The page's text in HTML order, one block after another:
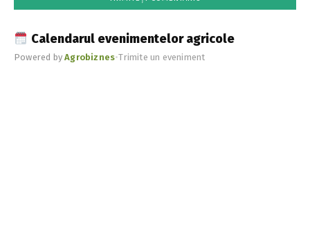
Calendarul evenimentelor agricole
Powered byAgrobiznes•Trimite un eveniment